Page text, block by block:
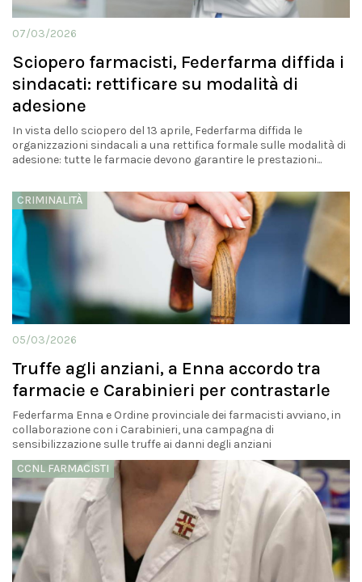
07/03/2026
Sciopero farmacisti, Federfarma diffida i
sindacati: rettificare su modalità di
adesione
In vista dello sciopero del 13 aprile, Federfarma diffida le
organizzazioni sindacali a una rettifica formale sulle modalità di
adesione: tutte le farmacie devono garantire le prestazioni...
CRIMINALITÀ
05/03/2026
Truffe agli anziani, a Enna accordo tra
farmacie e Carabinieri per contrastarle
Federfarma Enna e Ordine provinciale dei farmacisti avviano, in
collaborazione con i Carabinieri, una campagna di
sensibilizzazione sulle truffe ai danni degli anziani
CCNL FARMACISTI